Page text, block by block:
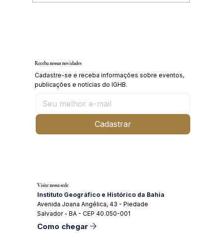
Receba nossas novidades
Cadastre-se e receba informações sobre eventos,
publicações e notícias do IGHB.
Cadastrar
Visite nossa sede
Instituto Geográfico e Histórico da Bahia
Avenida Joana Angélica, 43 - Piedade
Salvador - BA - CEP 40.050-001
Como chegar